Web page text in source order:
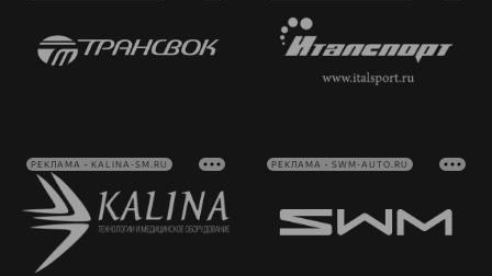
РЕКЛАМА • KALINA-SM.RU РЕКЛАМА • SWM-AUTO.RU